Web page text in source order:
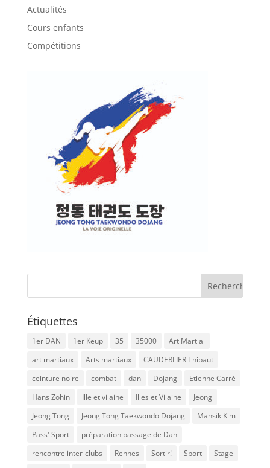
Actualités
Cours enfants
Compétitions
Étiquettes
1er DAN 1er Keup 35 35000
Art Martial
art martiaux
Arts martiaux
CAUDERLIER Thibaut
ceinture noire
combat dan Dojang
Etienne Carré
Hans Zohin
Ille et vilaine Illes et Vilaine
Jeong
Jeong Tong
Jeong Tong Taekwondo Dojang
Mansik Kim
Pass' Sport
préparation passage de Dan
rencontre inter-clubs
Rennes Sortir! Sport
Stage